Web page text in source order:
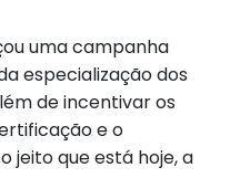
uma campanha
especialização dos
de incentivar os
e o
jeito que está hoje, a